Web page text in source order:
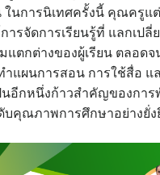
ในการนิเทศครั้งนี้ คุณครูแ
ารจัดการเรียนรู้ที่ แลกเป
แตกต่างของผู้เรียน ตลอด
แผนการสอน การใช้สื่อ แ
นอีกหนึ่งก้าวสำคัญของกา
บคุณภาพการศึกษาอย่างยั่ง